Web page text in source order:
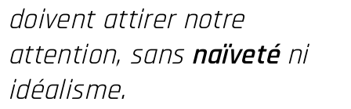
doivent attirer notre
attention, sansnaïveté ni
idéalisme.